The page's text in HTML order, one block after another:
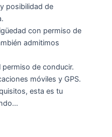
posibilidad de
con permiso de
admitimos
de conducir.
móviles y GPS.
esta es tu